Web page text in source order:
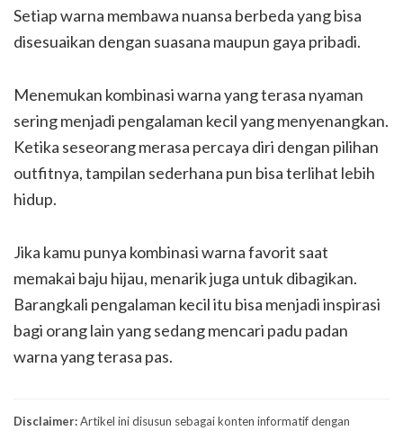
Setiap warna membawa nuansa berbeda yang bisa
disesuaikan dengan suasana maupun gaya pribadi.
Menemukan kombinasi warna yang terasa nyaman
sering menjadi pengalaman kecil yang menyenangkan.
Ketika seseorang merasa percaya diri dengan pilihan
outfitnya, tampilan sederhana pun bisa terlihat lebih
hidup.
Jika kamu punya kombinasi warna favorit saat
memakai baju hijau, menarik juga untuk dibagikan.
Barangkali pengalaman kecil itu bisa menjadi inspirasi
bagi orang lain yang sedang mencari padu padan
warna yang terasa pas.
Disclaimer:Artikel ini disusun sebagai konten informatif dengan